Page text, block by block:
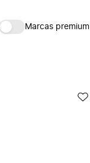
Marcas premium